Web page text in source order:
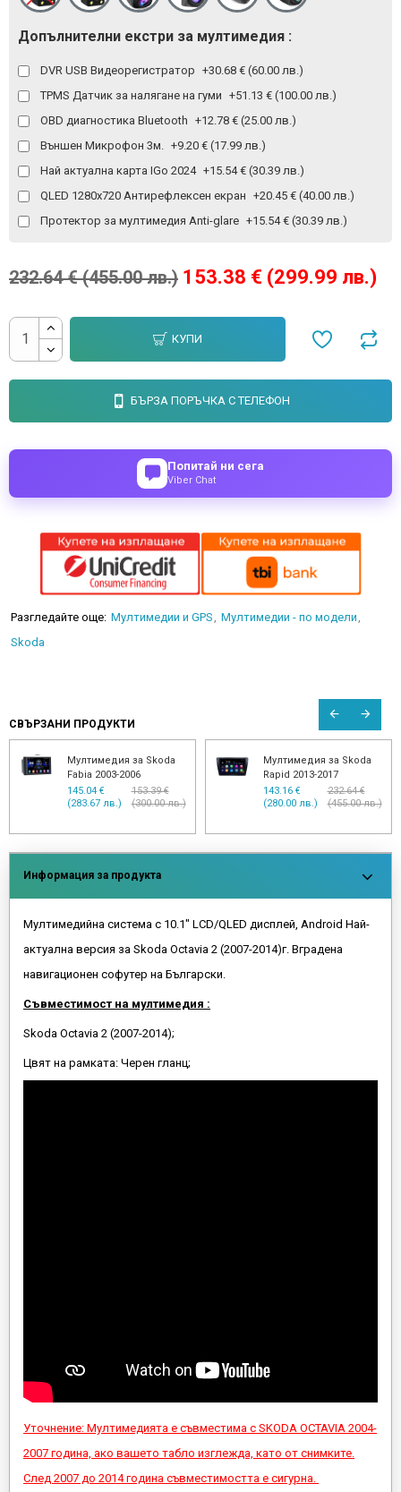
153.38 € (299.99 лв.)
232.64 € (455.00 лв.)
Допълнителни екстри за мултимедия :
DVR USB Видеорегистратор +30.68 € (60.00 лв.)
TPMS Датчик за налягане на гуми +51.13 € (100.00 лв.)
OBD диагностика Bluetooth +12.78 € (25.00 лв.)
Външен Микрофон 3м.
+9.20 € (17.99 лв.)
Най актуална карта IGo 2024 +15.54 € (30.39 лв.)
QLED 1280x720 Антирефлексен екран +20.45 € (40.00 лв.)
Протектор за мултимедия Anti-glare +15.54 € (30.39 лв.)
КУПИ
БЪРЗА ПОРЪЧКА С ТЕЛЕФОН
Попитай ни сега
Viber Chat
Разгледайте още: Мултимедии и GPS
Мултимедии - по модели
Skoda
СВЪРЗАНИ ПРОДУКТИ
за Skoda
2003-2006
153.39 €
(300.00 лв.)
Мултимедия за Skoda
Rapid 2013-2017
(280.00 лв.)
232.64 €
(455.00 лв.)
Информация за продукта
Мултимедийна система с 10.1" LCD/QLED дисплей, Android Най-
актуална версия за Skoda Octavia 2 (2007-2014)г. Вградена
навигационен софутер на Български.
Съвместимост на мултимедия :
Skoda Octavia 2 (2007-2014);
Цвят на рамката: Черен гланц;
Уточнение: Мултимедията е съвместима с SKODA OCTAVIA 2004-
2007 година, ако вашето табло изглежда, като от снимките.
След 2007 до 2014 година съвместимостта е сигурна.